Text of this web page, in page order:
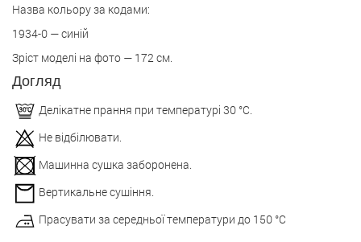
Назва кольору за кодами:
1934-0 — синій
Зріст моделі на фото — 172 см.
Догляд
Делікатне прання при температурі 30 °С.
Не відбілювати.
Машинна сушка заборонена.
Вертикальне сушіння.
Прасувати за середньої температури до 150 °С